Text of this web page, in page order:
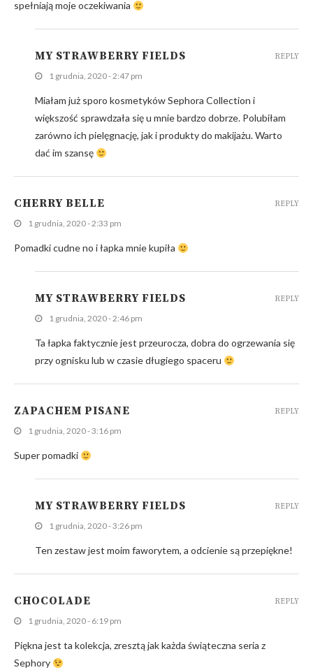
spełniają moje oczekiwania
MY STRAWBERRY FIELDS
1 grudnia, 2020 - 2:47 pm
Miałam już sporo kosmetyków Sephora Collection i
większość sprawdzała się u mnie bardzo dobrze. Polubiłam
zarówno ich pielęgnację, jak i produkty do makijażu. Warto
dać im szansę
REPLY
CHERRY BELLE
1 grudnia, 2020 - 2:33 pm
Pomadki cudne no i łapka mnie kupiła
REPLY
MY STRAWBERRY FIELDS
1 grudnia, 2020 - 2:46 pm
Ta łapka faktycznie jest przeurocza, dobra do ogrzewania się
przy ognisku lub w czasie długiego spaceru
REPLY
ZAPACHEM PISANE
1 grudnia, 2020 - 3:16 pm
Super pomadki
REPLY
MY STRAWBERRY FIELDS
1 grudnia, 2020 - 3:26 pm
Ten zestaw jest moim faworytem, a odcienie są przepiękne!
REPLY
CHOCOLADE
1 grudnia, 2020 - 6:19 pm
Piękna jest ta kolekcja, zresztą jak każda świąteczna seria z
Sephory
REPLY